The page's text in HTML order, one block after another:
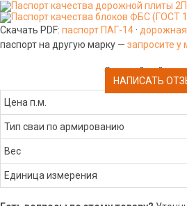
Скачать PDF: паспорт ПАГ-14 ·
паспорт на другую марку — запросите
Средний рейтинг:
НАПИСАТЬ
Цена п.м.
Тип сваи по армированию
Вес
Единица измерения